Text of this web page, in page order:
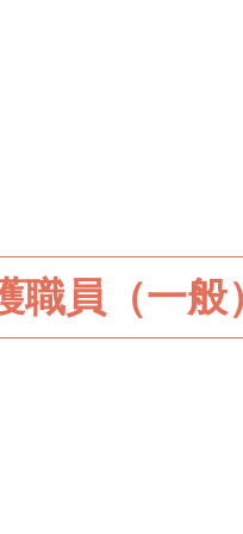
職員 （一般